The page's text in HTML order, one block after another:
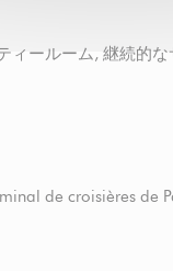
ールーム, 継続的
de croisières de